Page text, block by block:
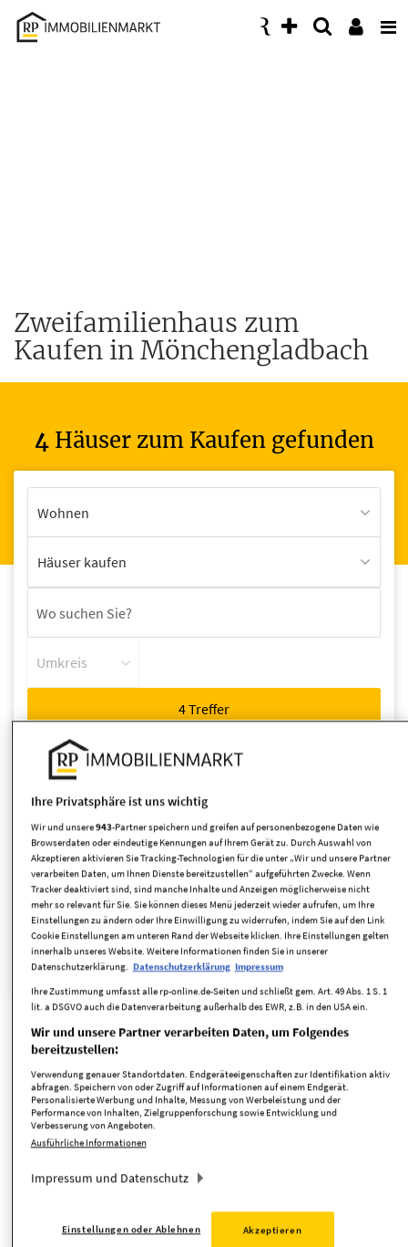
Accessibility
Modus
Zweifamilienhaus zum
Kaufen in Mönchengladbach
4Häuser zum Kaufen gefunden
Wohnen
Häuser kaufen
Umkreis
Wohnfläche
Zimmer
Suche anpassen
Objekttyp: Zweifamilienhaus
Neue Angebote per E-Mail erhalten
täglich
Suche speichern
Ich akzeptiere dieDatenschutzrichtlinie Nutzungsbedingungen
Ihre Privatsphäre ist uns wichtig
Wir und unsere943-Partner speichern und greifen auf personenbezogene Daten wie
Browserdaten oder eindeutige Kennungen auf Ihrem Gerät zu. Durch Auswahl von
Akzeptieren aktivieren Sie Tracking-Technologien für die unter „Wir und unsere Partner
verarbeiten Daten, um Ihnen Dienste bereitzustellen“ aufgeführten Zwecke. Wenn
Tracker deaktiviert sind, sind manche Inhalte und Anzeigen möglicherweise nicht
mehr so relevant für Sie. Sie können dieses Menü jederzeit wieder aufrufen, um Ihre
Einstellungen zu ändern oder Ihre Einwilligung zu widerrufen, indem Sie auf den Link
Cookie Einstellungen am unteren Rand der Webseite klicken. Ihre Einstellungen gelten
innerhalb unseres Website. Weitere Informationen finden Sie in unserer
Datenschutzerklärung. Datenschutzerklärung Impressum
Ihre Zustimmung umfasst alle rp-online.de-Seiten und schließt gem. Art. 49 Abs. 1 S. 1
lit. a DSGVO auch die Datenverarbeitung außerhalb des EWR, z.B. in den USA ein.
Wir und unsere Partner verarbeiten Daten, um Folgendes
bereitzustellen:
Verwendung genauer Standortdaten. Endgeräteeigenschaften zur Identifikation aktiv
abfragen. Speichern von oder Zugriff auf Informationen auf einem Endgerät.
Personalisierte Werbung und Inhalte, Messung von Werbeleistung und der
Performance von Inhalten, Zielgruppenforschung sowie Entwicklung und
Verbesserung von Angeboten.
Ausführliche Informationen
Impressum und Datenschutz
Einstellungen oder Ablehnen Akzeptieren